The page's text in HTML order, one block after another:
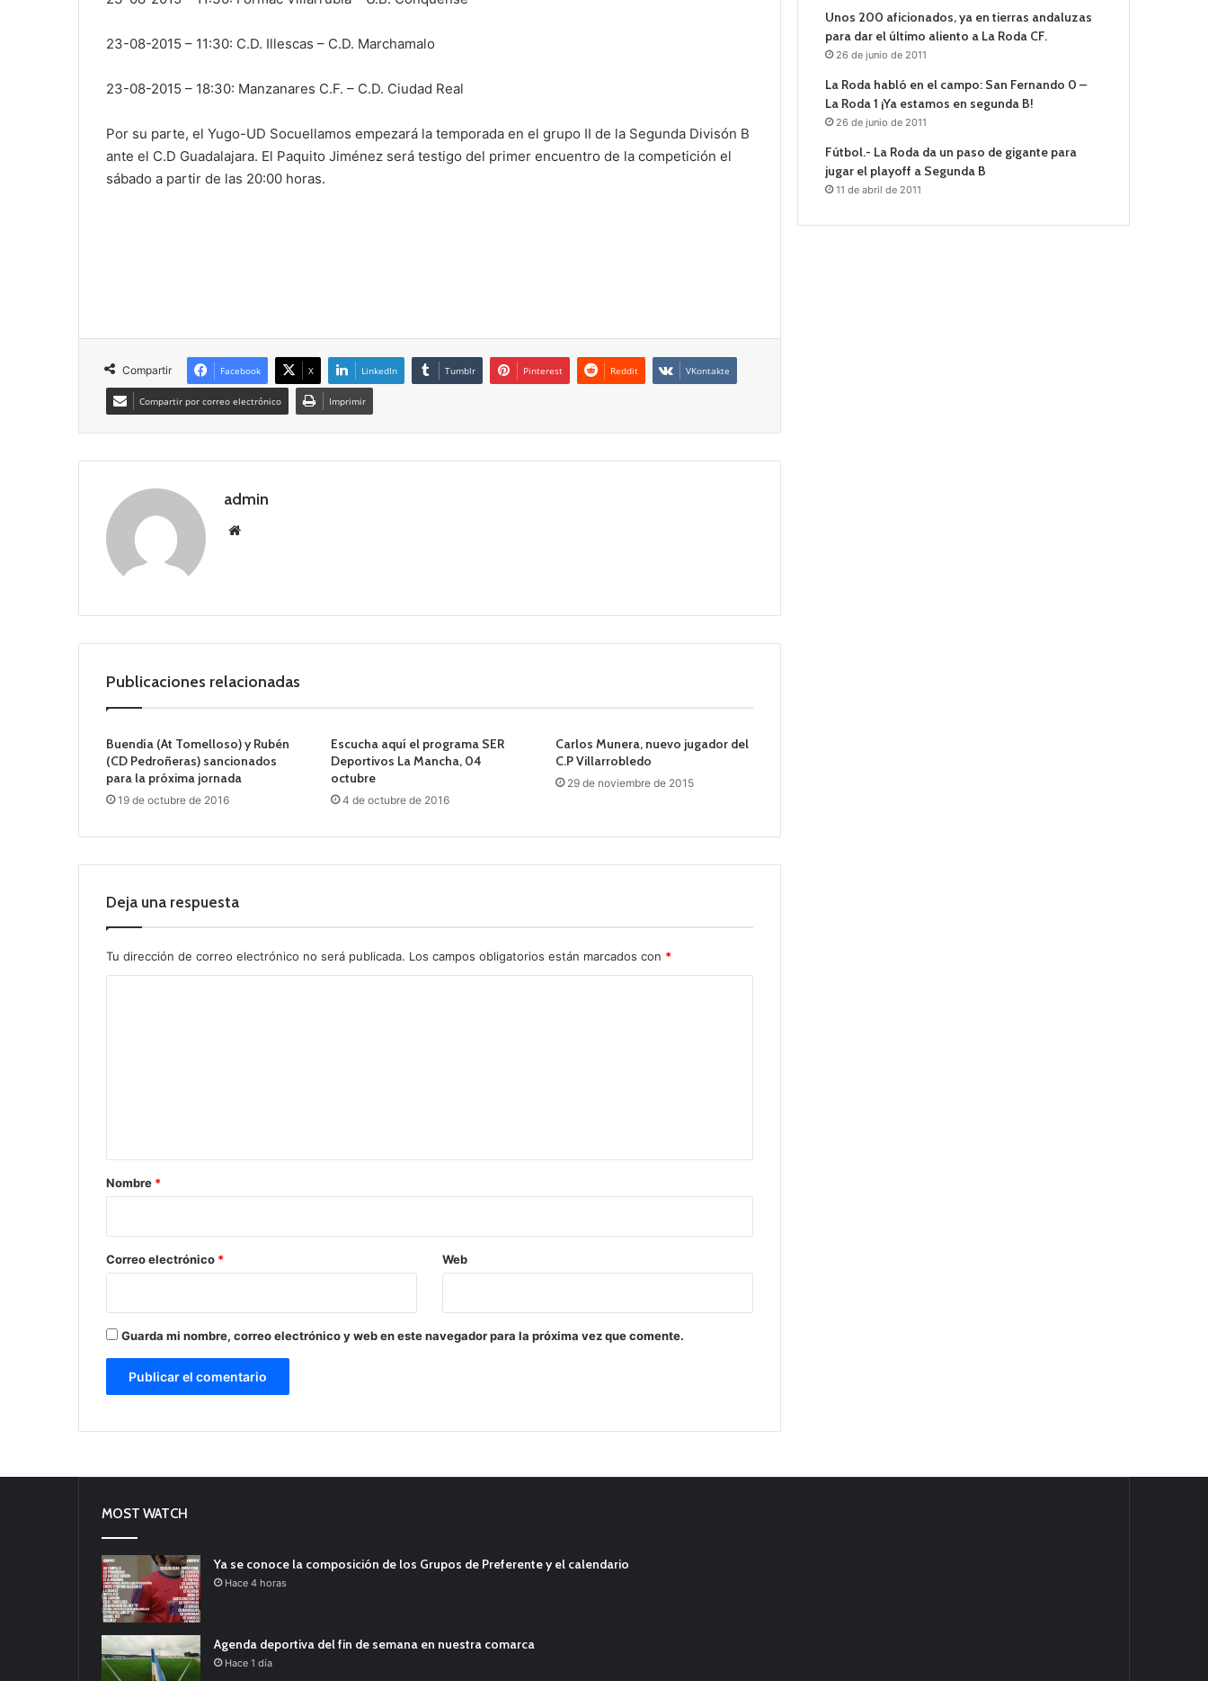
23-08-2015 – 11:30: C.D. Illescas – C.D. Marchamalo
23-08-2015 – 18:30: Manzanares C.F. – C.D. Ciudad Real
Por su parte, el Yugo-UD Socuellamos empezará la temporada en el grupo II de la Segunda Divisón B
ante el C.D Guadalajara. El Paquito Jiménez será testigo del primer encuentro de la competición el
sábado a partir de las 20:00 horas.
Compartir Facebook X LinkedIn Tumblr Pinterest Reddit VKontakte
Compartir por correo electrónico Imprimir
admin
Publicaciones relacionadas
Buendía (At Tomelloso) y Rubén
(CD Pedroñeras) sancionados
para la próxima jornada
19 de octubre de 2016
Escucha aquí el programa SER
Deportivos La Mancha, 04
octubre
4 de octubre de 2016
Carlos Munera, nuevo jugador del
C.P Villarrobledo
29 de noviembre de 2015
Deja una respuesta
Tu dirección de correo electrónico no será publicada. Los campos obligatorios están marcados con *
r
*
Nombre *
Correo electrónico * Web
Guarda mi nombre, correo electrónico y web en este navegador para la próxima vez que comente.
Unos 200 aficionados, ya en tierras andaluzas
para dar el último aliento a La Roda CF.
26 de junio de 2011
La Roda habló en el campo: San Fernando 0 –
La Roda 1 ¡Ya estamos en segunda B!
26 de junio de 2011
Fútbol.- La Roda da un paso de gigante para
jugar el playoff a Segunda B
11 de abril de 2011
MOST WATCH
Ya se conoce la composición de los Grupos de Preferente y el calendario
Hace 4 horas
Agenda deportiva del fin de semana en nuestra comarca
Hace 1 día